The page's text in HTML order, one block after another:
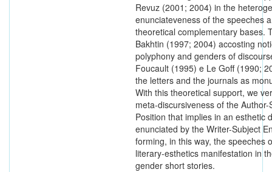
Revuz (2001; 2004) in the
enunciateveness of the speeches
theoretical complementary bases.
Bakhtin (1997; 2004) accosting
polyphony and genders of
Foucault (1995) e Le Goff (1990;
the letters and the journals as
With this theoretical support, we
meta-discursiveness of the
Position that implies in an esthetic
enunciated by the Writer-Subject
forming, in this way, the speeches
literary-esthetics manifestation in
gender short stories.